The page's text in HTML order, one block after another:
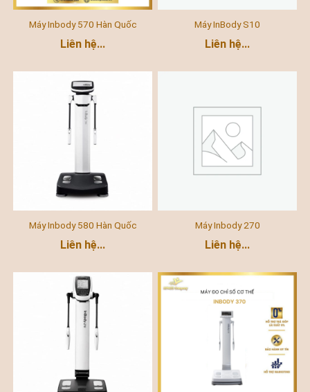
Máy Inbody 570 Hàn Quốc
Liên hệ...
Máy InBody S10
Liên hệ...
Máy Inbody 580 Hàn Quốc
Liên hệ...
Máy Inbody 270
Liên hệ...